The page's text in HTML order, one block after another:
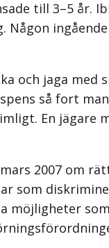
till 3–5 år.
och jaga
så fort
En jägare
2007 om
som